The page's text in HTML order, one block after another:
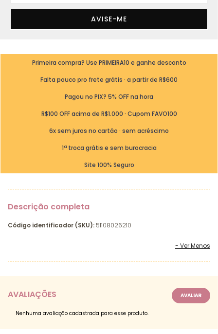
AVISE-ME
Primeira compra? Use PRIMEIRA10 e ganhe desconto
Falta pouco pro frete grátis · a partir de R$600
Pagou no PIX? 5% OFF na hora
R$100 OFF acima de R$1.000 · Cupom FAVO100
6x sem juros no cartão · sem acréscimo
1ª troca grátis e sem burocracia
Site 100% Seguro
Descrição completa
Código identificador (SKU): 51108026210
AVALIAÇÕES
Nenhuma avaliação cadastrada para esse produto.